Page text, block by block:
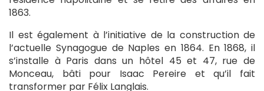
1863.
Il est également à l’initiative de la construction de
l’actuelle Synagogue de Naples en 1864. En 1868, il
s’installe à Paris dans un hôtel 45 et 47, rue de
Monceau, bâti pour Isaac Pereire et qu’il fait
transformer par Félix Langlais.